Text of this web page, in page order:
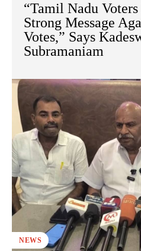
“Tamil Nadu
Strong Message
Votes,” Says
Subramaniam
NEWS